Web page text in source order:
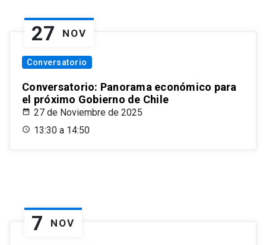
27 NOV
Conversatorio
Conversatorio: Panorama económico para
el próximo Gobierno de Chile
27 de Noviembre de 2025
13:30 a 14:50
7 NOV